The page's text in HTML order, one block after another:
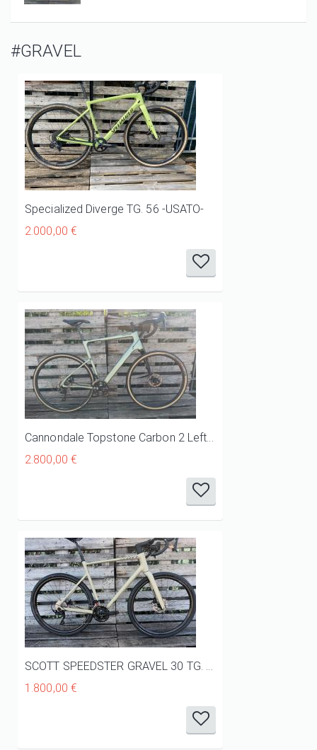
#GRAVEL
Specialized Diverge TG. 56 -USATO-
2.000,00 €
Cannondale Topstone Carbon 2 Lefty Tg. L -USATO-
2.800,00 €
SCOTT SPEEDSTER GRAVEL 30 TG. XL - NUOVO -
1.800,00 €